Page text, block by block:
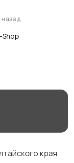
и Алтайском
Группы,
назад
Shop
края